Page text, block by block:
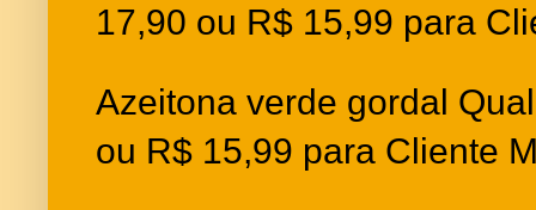
17,90 ou R$ 15,99 para
Azeitona verde gordal
ou R$ 15,99 para Cliente